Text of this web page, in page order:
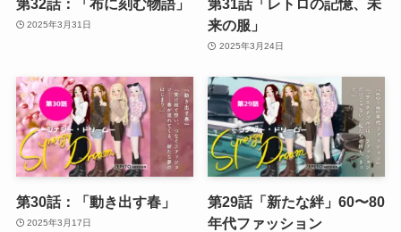
2025年3月31日
来の服」
2025年3月24日
第30話：「動き出す春」
2025年3月17日
第29話「新たな絆」60〜80
年代ファッション